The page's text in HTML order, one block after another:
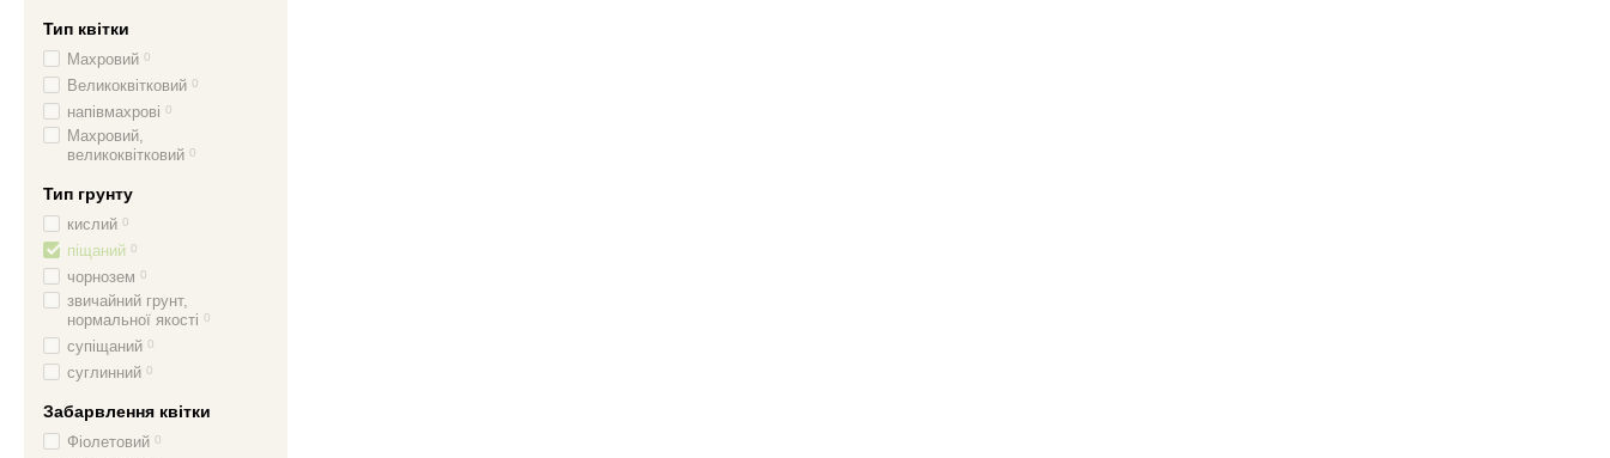
Тип квітки
Махровий 0
Великоквітковий 0
напівмахрові 0
Махровий,
великоквітковий 0
Тип грунту
кислий 0
піщаний 0
чорнозем 0
звичайний грунт,
нормальної якості 0
супіщаний 0
суглинний 0
Забарвлення квітки
Фіолетовий 0